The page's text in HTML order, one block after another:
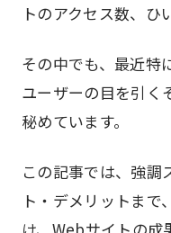
トのアクセス数、ひ
その中でも、最近特
ユーザーの目を引く
秘めています。
この記事では、強調
ト・デメリットま